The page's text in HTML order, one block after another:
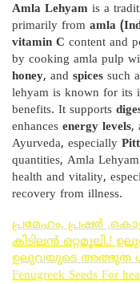
Amla Lehyam is a
primarily from amla
vitamin C content and
by cooking amla pulp
honey, and spices such
lehyam is known for its
benefits. It supports
enhances energy levels,
Ayurveda, especially
quantities, Amla
health and vitality,
recovery from illness.
പ്രമേഹം, പ്രഷർ
കിടിലൻ ഒറ്റമൂലി.!
ഉലുവയുടെ അത്ഭുത
Fenugreek Seeds For